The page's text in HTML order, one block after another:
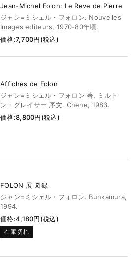
Jean-Michel Folon: Le Reve de Pierre
ジャン=ミシェル・フォロン. Nouvelles
Images editeurs, 1970-80年頃.
価格:7,700円(税込)
Affiches de Folon
ジャン=ミシェル・フォロン 著. ミルト
ン・グレイサー 序文. Chene, 1983.
価格:8,800円(税込)
FOLON 展 図録
ジャン=ミシェル・フォロン. Bunkamura,
1994.
価格:4,180円(税込)
在庫切れ